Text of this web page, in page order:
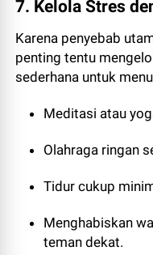
7. Kelola Stres
Karena penyebab
penting tentu
sederhana untuk
Meditasi atau
Olahraga ringan
Tidur cukup
Menghabiskan
teman dekat.